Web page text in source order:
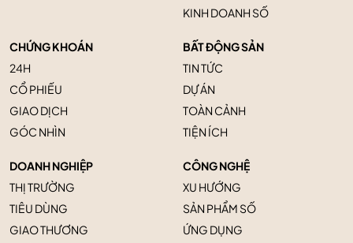
KINH DOANH SỐ
CHỨNG KHOÁN
24H
CỔ PHIẾU
GIAO DỊCH
GÓC NHÌN
BẤT ĐỘNG SẢN
TIN TỨC
DỰ ÁN
TOÀN CẢNH
TIỆN ÍCH
DOANH NGHIỆP
THỊ TRƯỜNG
TIÊU DÙNG
GIAO THƯƠNG
CÔNG NGHỆ
XU HƯỚNG
SẢN PHẨM SỐ
ỨNG DỤNG